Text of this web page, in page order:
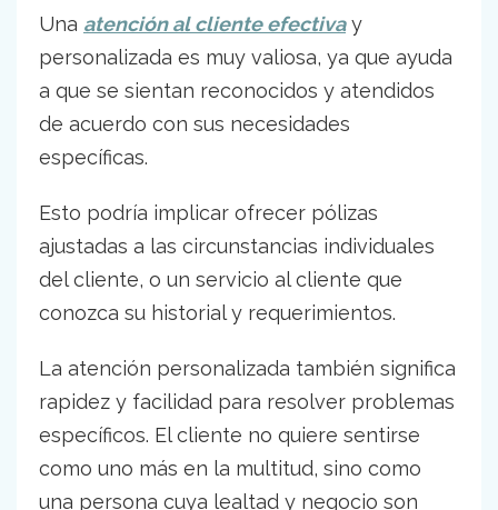
Una atención al cliente efectivay
personalizada es muy valiosa, ya que ayuda
a que se sientan reconocidos y atendidos
de acuerdo con sus necesidades
específicas.
Esto podría implicar ofrecer pólizas
ajustadas a las circunstancias individuales
del cliente, o un servicio al cliente que
conozca su historial y requerimientos.
La atención personalizada también significa
rapidez y facilidad para resolver problemas
específicos. El cliente no quiere sentirse
como uno más en la multitud, sino como
una persona cuya lealtad y negocio son